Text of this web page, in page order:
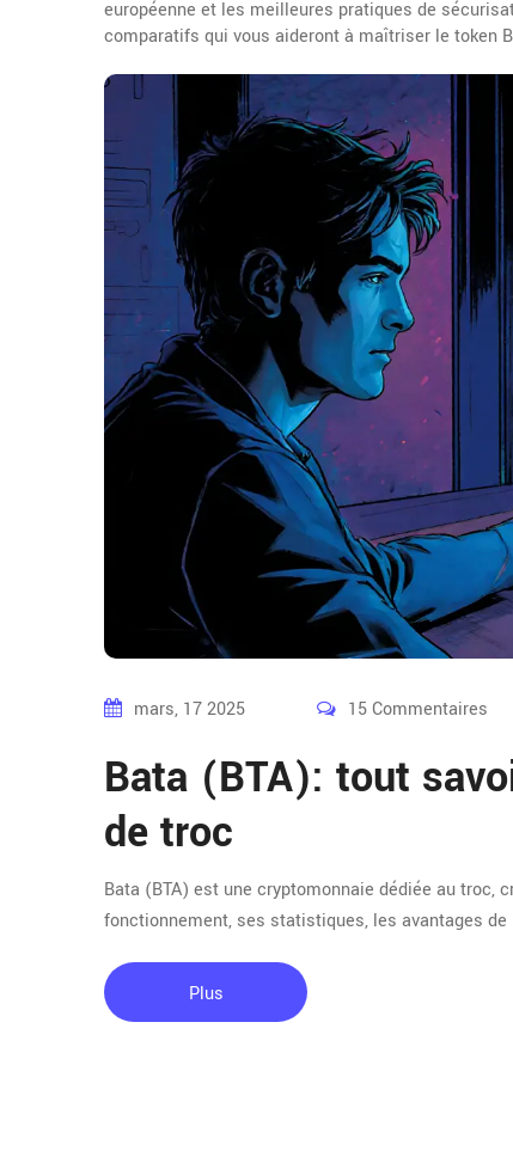
européenne et les meilleures pratiques de
comparatifs qui vous aideront à maîtriser le token
mars, 17 2025 15 Commentaires
Bata (BTA): tout
de troc
Bata (BTA) est une cryptomonnaie dédiée au troc,
fonctionnement, ses statistiques, les avantages
Plus